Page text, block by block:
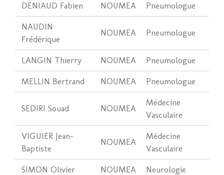
DENIAUD Fabien NOUMEA Pneumologue
NAUDIN
Frédérique
NOUMEA Pneumologue
LANGIN Thierry NOUMEA Pneumologue
MELLIN Bertrand NOUMEA Pneumologue
SEDIRI Souad NOUMEA
Médecine
Vasculaire
VIGUIER Jean-
Baptiste
NOUMEA
Médecine
Vasculaire
SIMON Olivier NOUMEA Neurologie